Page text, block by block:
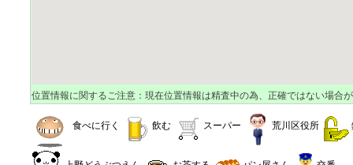
位置情報に関するご注意：現在位置情報は精査中の為、正確ではない場合
食べに行く 飲む スーパー 荒川区役所